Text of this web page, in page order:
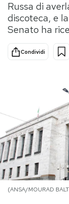
Internet
Scienza
Cultura
Economia
PODCAST
NEWSLETTER
I MIEI
Russa di
discoteca, e
Senato ha
Condividi
(ANSA/MOURAD